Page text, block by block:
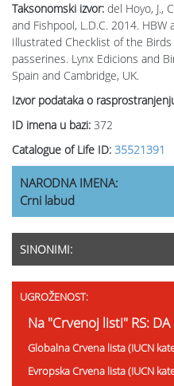
Taksonomski izvor: del Hoyo, J.,
and Fishpool, L.D.C. 2014.
Illustrated Checklist of the
passerines. Lynx Edicions and
Spain and Cambridge, UK.
Izvor podataka o
ID imena u bazi: 372
Catalogue of Life ID: 35521391
NARODNA IMENA:
Crni labud
SINONIMI:
UGROŽENOST:
Na "Crvenoj listi" RS: DA
Globalna Crvena lista (IUCN
Evropska Crvena lista (IUCN